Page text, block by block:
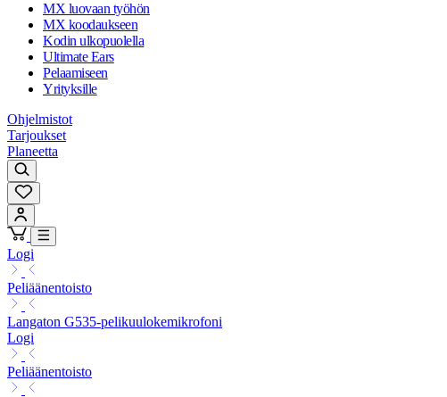
MX luovaan työhön
MX koodaukseen
Kodin ulkopuolella
Ultimate Ears
Pelaamiseen
Yrityksille
Ohjelmistot
Tarjoukset
Planeetta
Logi
Peliäänentoisto
Langaton G535-pelikuulokemikrofoni
Logi
Peliäänentoisto